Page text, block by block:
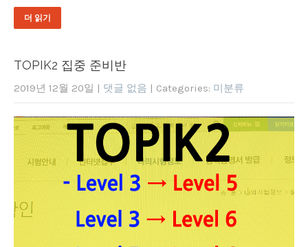
더 읽기
TOPIK2 집중 준비반
2019년 12월 20일 | 댓글 없음 | Categories: 미분류